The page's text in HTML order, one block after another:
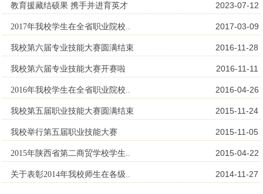
教育援藏结硕果 携手并进育英才 2023-07-12
2017年我校学生在全省职业院校.. 2017-03-09
我校第六届专业技能大赛圆满结束 2016-11-28
我校第六届专业技能大赛开赛啦 2016-11-11
2016年我校学生在全省职业院校.. 2016-04-26
我校第五届职业技能大赛圆满结束 2015-11-24
我校举行第五届职业技能大赛 2015-11-05
2015年陕西省第二商贸学校学生.. 2015-04-22
关于表彰2014年我校师生在各级.. 2014-11-27